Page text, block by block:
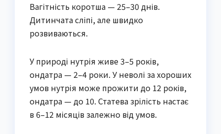
Вагітність коротша — 25–30 днів.
Дитинчата сліпі, але швидко
розвиваються.
У природі нутрія живе 3–5 років,
ондатра — 2–4 роки. У неволі за хороших
умов нутрія може прожити до 12 років,
ондатра — до 10. Статева зрілість настає
в 6–12 місяців залежно від умов.